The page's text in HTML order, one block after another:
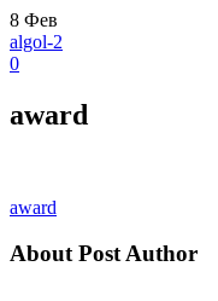
8 Фев
algol-2
0
award
award
About Post Author